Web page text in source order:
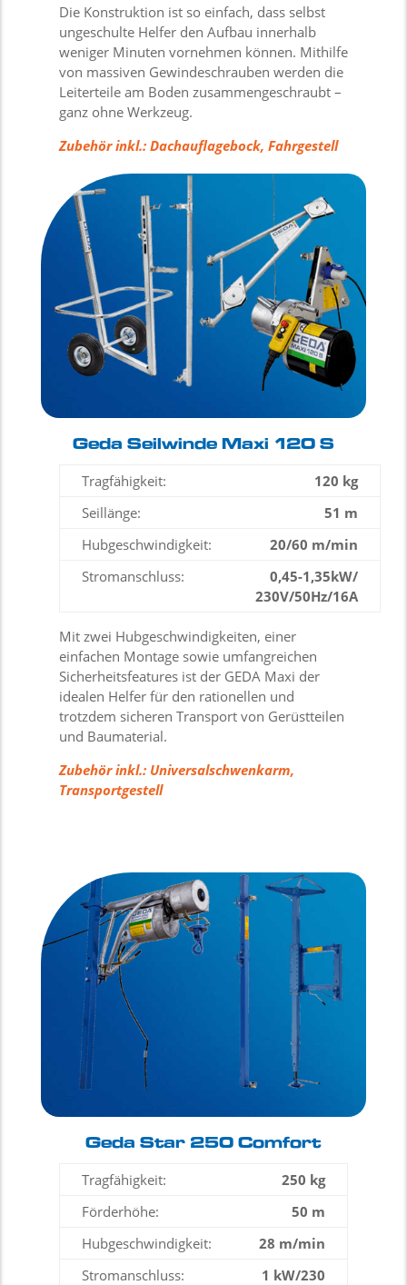
Die Konstruktion ist so einfach, dass selbst
ungeschulte Helfer den Aufbau innerhalb
weniger Minuten vornehmen können. Mithilfe
von massiven Gewindeschrauben werden die
Leiterteile am Boden zusammengeschraubt –
ganz ohne Werkzeug.
Zubehör inkl.: Dachauflagebock, Fahrgestell
Geda Seilwinde Maxi 120 S
Tragfähigkeit:
120 kg
Seillänge:
51 m
Hubgeschwindigkeit:
20/60 m/min
Stromanschluss:
0,45-1,35kW/
230V/50Hz/16A
Mit zwei Hubgeschwindigkeiten, einer
einfachen Montage sowie umfangreichen
Sicherheitsfeatures ist der GEDA Maxi der
idealen Helfer für den rationellen und
trotzdem sicheren Transport von Gerüstteilen
und Baumaterial.
Zubehör inkl.: Universalschwenkarm,
Transportgestell
Geda Star 250 Comfort
Tragfähigkeit:
250 kg
Förderhöhe:
50 m
Hubgeschwindigkeit:
28 m/min
Stromanschluss:
1 kW/230